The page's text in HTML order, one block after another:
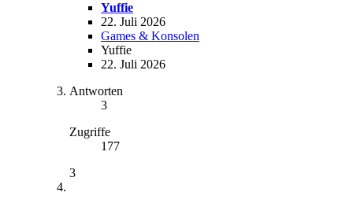
Yuffie
22. Juli 2026
Games & Konsolen
Yuffie
22. Juli 2026
Antworten
3
Zugriffe
177
3